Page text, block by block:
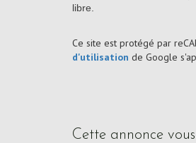
libre.
Ce site est protégé par
d'utilisation de Google
cette annonce